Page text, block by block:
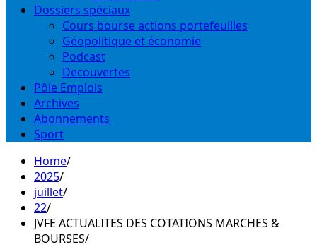
Dossiers spéciaux
Cours bourse actions portefeuilles
Géopolitique et économie
Podcast
Decouvertes
Pôle Emplois
Archives
Abonnements
Sport
Home
2025
juillet
22
JVFE ACTUALITES DES COTATIONS MARCHES &
BOURSES